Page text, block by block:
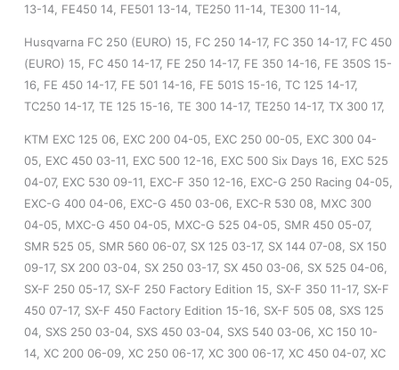
13-14, FE450 14, FE501 13-14, TE250 11-14, TE300 11-14,
Husqvarna FC 250 (EURO) 15, FC 250 14-17, FC 350 14-17, FC 450
(EURO) 15, FC 450 14-17, FE 250 14-17, FE 350 14-16, FE 350S 15-
16, FE 450 14-17, FE 501 14-16, FE 501S 15-16, TC 125 14-17,
TC250 14-17, TE 125 15-16, TE 300 14-17, TE250 14-17, TX 300 17,
KTM EXC 125 06, EXC 200 04-05, EXC 250 00-05, EXC 300 04-
05, EXC 450 03-11, EXC 500 12-16, EXC 500 Six Days 16, EXC 525
04-07, EXC 530 09-11, EXC-F 350 12-16, EXC-G 250 Racing 04-05,
EXC-G 400 04-06, EXC-G 450 03-06, EXC-R 530 08, MXC 300
04-05, MXC-G 450 04-05, MXC-G 525 04-05, SMR 450 05-07,
SMR 525 05, SMR 560 06-07, SX 125 03-17, SX 144 07-08, SX 150
09-17, SX 200 03-04, SX 250 03-17, SX 450 03-06, SX 525 04-06,
SX-F 250 05-17, SX-F 250 Factory Edition 15, SX-F 350 11-17, SX-F
450 07-17, SX-F 450 Factory Edition 15-16, SX-F 505 08, SXS 125
04, SXS 250 03-04, SXS 450 03-04, SXS 540 03-06, XC 150 10-
14, XC 200 06-09, XC 250 06-17, XC 300 06-17, XC 450 04-07, XC